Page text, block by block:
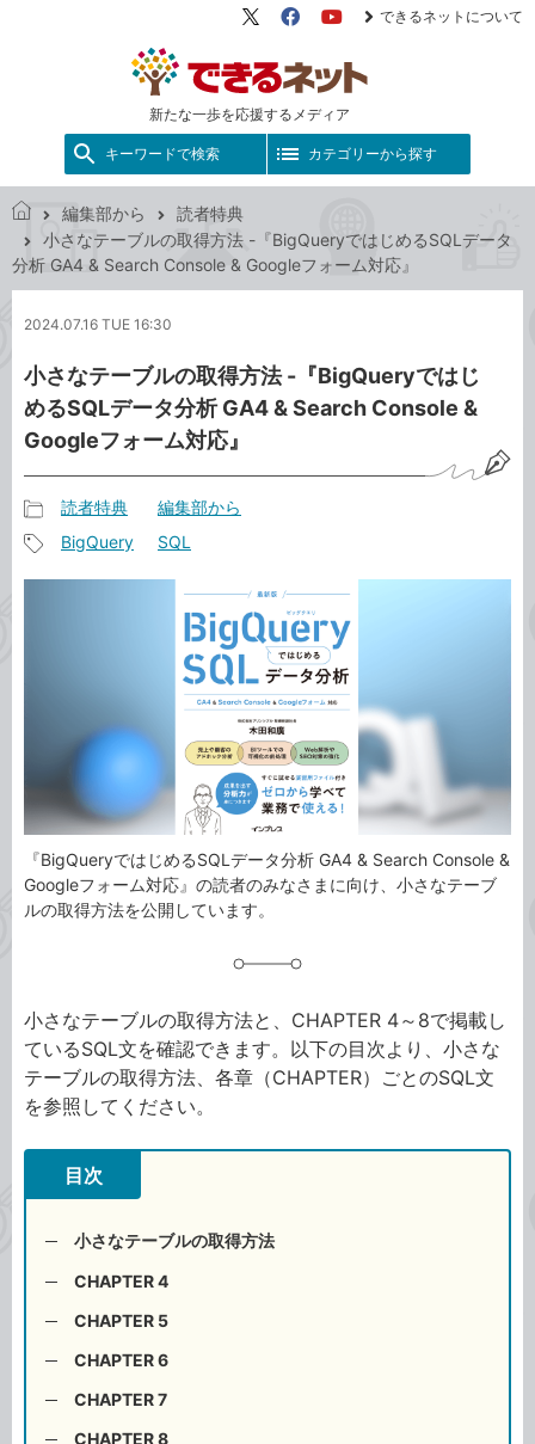
新たな一歩を応援するメディア
X（旧
FacebookYouTube
できるネットについて
キーワードで検索 カテゴリーから探す
で
き
ッ
編集部から
読者特典
小さなテーブルの取得方法 -『BigQueryではじめるSQLデータ
分析 GA4 & Search Console & Googleフォーム対応』
2024.07.16 TUE 16:30
小さなテーブルの取得方法 -『BigQueryではじ
めるSQLデータ分析 GA4 & Search Console &
Googleフォーム対応』
事
カ
読者特典 編集部から
BigQuery SQL
『BigQueryではじめるSQLデータ分析 GA4 & Search Console &
Googleフォーム対応』の読者のみなさまに向け、小さなテーブ
ルの取得方法を公開しています。
小さなテーブルの取得方法と、CHAPTER 4～8で掲載し
ているSQL文を確認できます。以下の目次より、小さな
テーブルの取得方法、各章（CHAPTER）ごとのSQL文
を参照してください。
目次
小さなテーブルの取得方法
CHAPTER 4
CHAPTER 5
CHAPTER 6
CHAPTER 7
CHAPTER 8